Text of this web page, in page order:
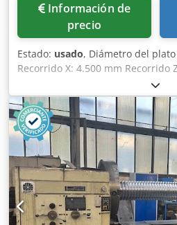
Información de
precio
Estado: usado, Diámetro del
Recorrido X: 4.500 mm Recorrido
Siemens Sinumerik 840D-sl
mm/min Dksdpfxoywzxij Acfjr
Velocidad 2): 2,8 - 22,4 rpm
Portaherramientas: Sauter Torno
DP05/W08 Alcance de
virutas - Unidad hidráulica El
actualizado (retrofit) en el año
encuentra en un estado bien
oferta para más detalles
equipamiento.